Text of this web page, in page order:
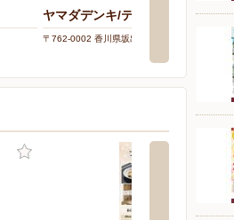
ヤマダデンキ/テックランド坂出店
〒762-0002 香川県坂出市入船町2-1-64